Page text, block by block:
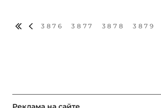
3876 3877 3878 3879